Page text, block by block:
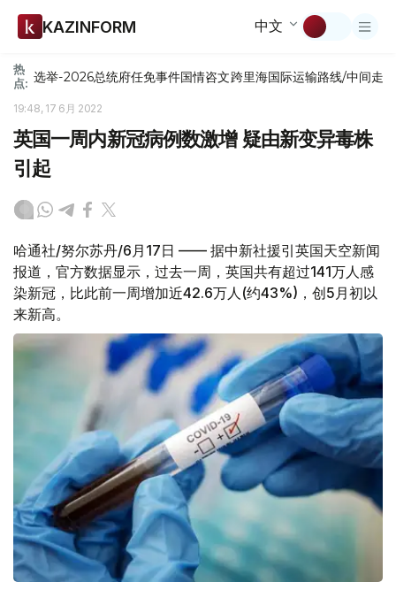
KAZINFORM 中文
热
点: 选举-2026总统府任免事件国情咨文跨里海国际运输路线/中间走廊
19:48, 17 6月 2022
英国一周内新冠病例数激增 疑由新变异毒株
引起
哈通社/努尔苏丹/6月17日 —— 据中新社援引英国天空新闻
报道，官方数据显示，过去一周，英国共有超过141万人感
染新冠，比此前一周增加近42.6万人(约43%)，创5月初以
来新高。